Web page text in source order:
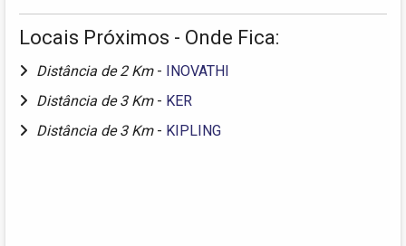
Locais Próximos - Onde Fica:
Distância de 2 Km - INOVATHI
Distância de 3 Km - KER
Distância de 3 Km - KIPLING